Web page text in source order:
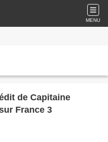
MENU
de Capitaine
France 3